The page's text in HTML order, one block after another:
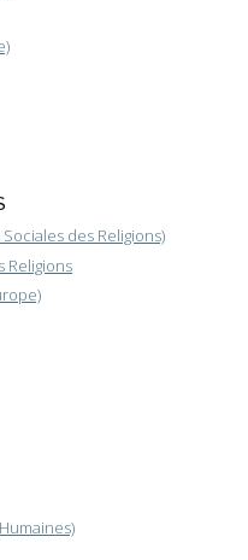
des Religions)
Religions